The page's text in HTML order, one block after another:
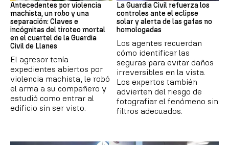
Antecedentes por violencia
machista, un robo y una
separación: Claves e
incógnitas del tiroteo mortal
en el cuartel de la Guardia
Civil de Llanes
El agresor tenía
expedientes abiertos por
violencia machista, le robó
el arma a su compañero y
estudió como entrar al
edificio sin ser visto.
La Guardia Civil refuerza los
controles ante el eclipse
solar y alerta de las gafas no
homologadas
Los agentes recuerdan
cómo identificar las
seguras para evitar daños
irreversibles en la vista.
Los expertos también
advierten del riesgo de
fotografiar el fenómeno sin
filtros adecuados.